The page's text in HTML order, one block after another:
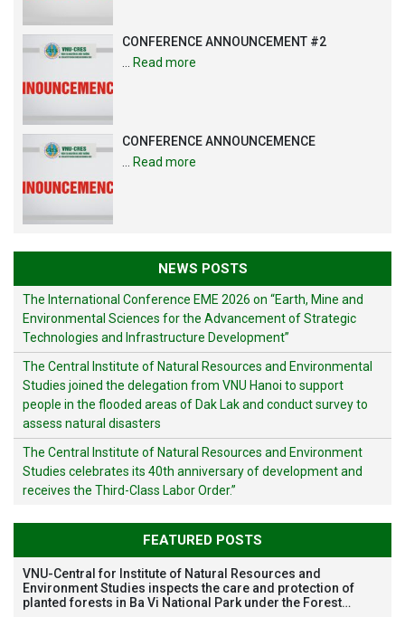
CONFERENCE ANNOUNCEMENT #2
… Read more
CONFERENCE ANNOUNCEMENCE
… Read more
NEWS POSTS
The International Conference EME 2026 on “Earth, Mine and
Environmental Sciences for the Advancement of Strategic
Technologies and Infrastructure Development”
The Central Institute of Natural Resources and Environmental
Studies joined the delegation from VNU Hanoi to support
people in the flooded areas of Dak Lak and conduct survey to
assess natural disasters
The Central Institute of Natural Resources and Environment
Studies celebrates its 40th anniversary of development and
receives the Third-Class Labor Order.”
FEATURED POSTS
VNU-Central for Institute of Natural Resources and
Environment Studies inspects the care and protection of
planted forests in Ba Vi National Park under the Forest